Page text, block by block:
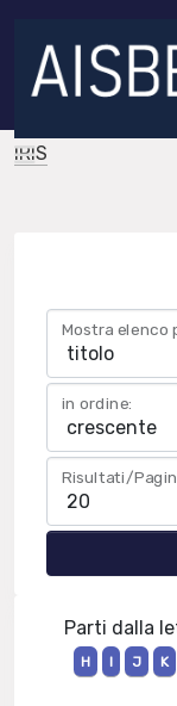
IRIS
Mostra elenco
in ordine:
Risultati/
Parti dalla
H
I J K